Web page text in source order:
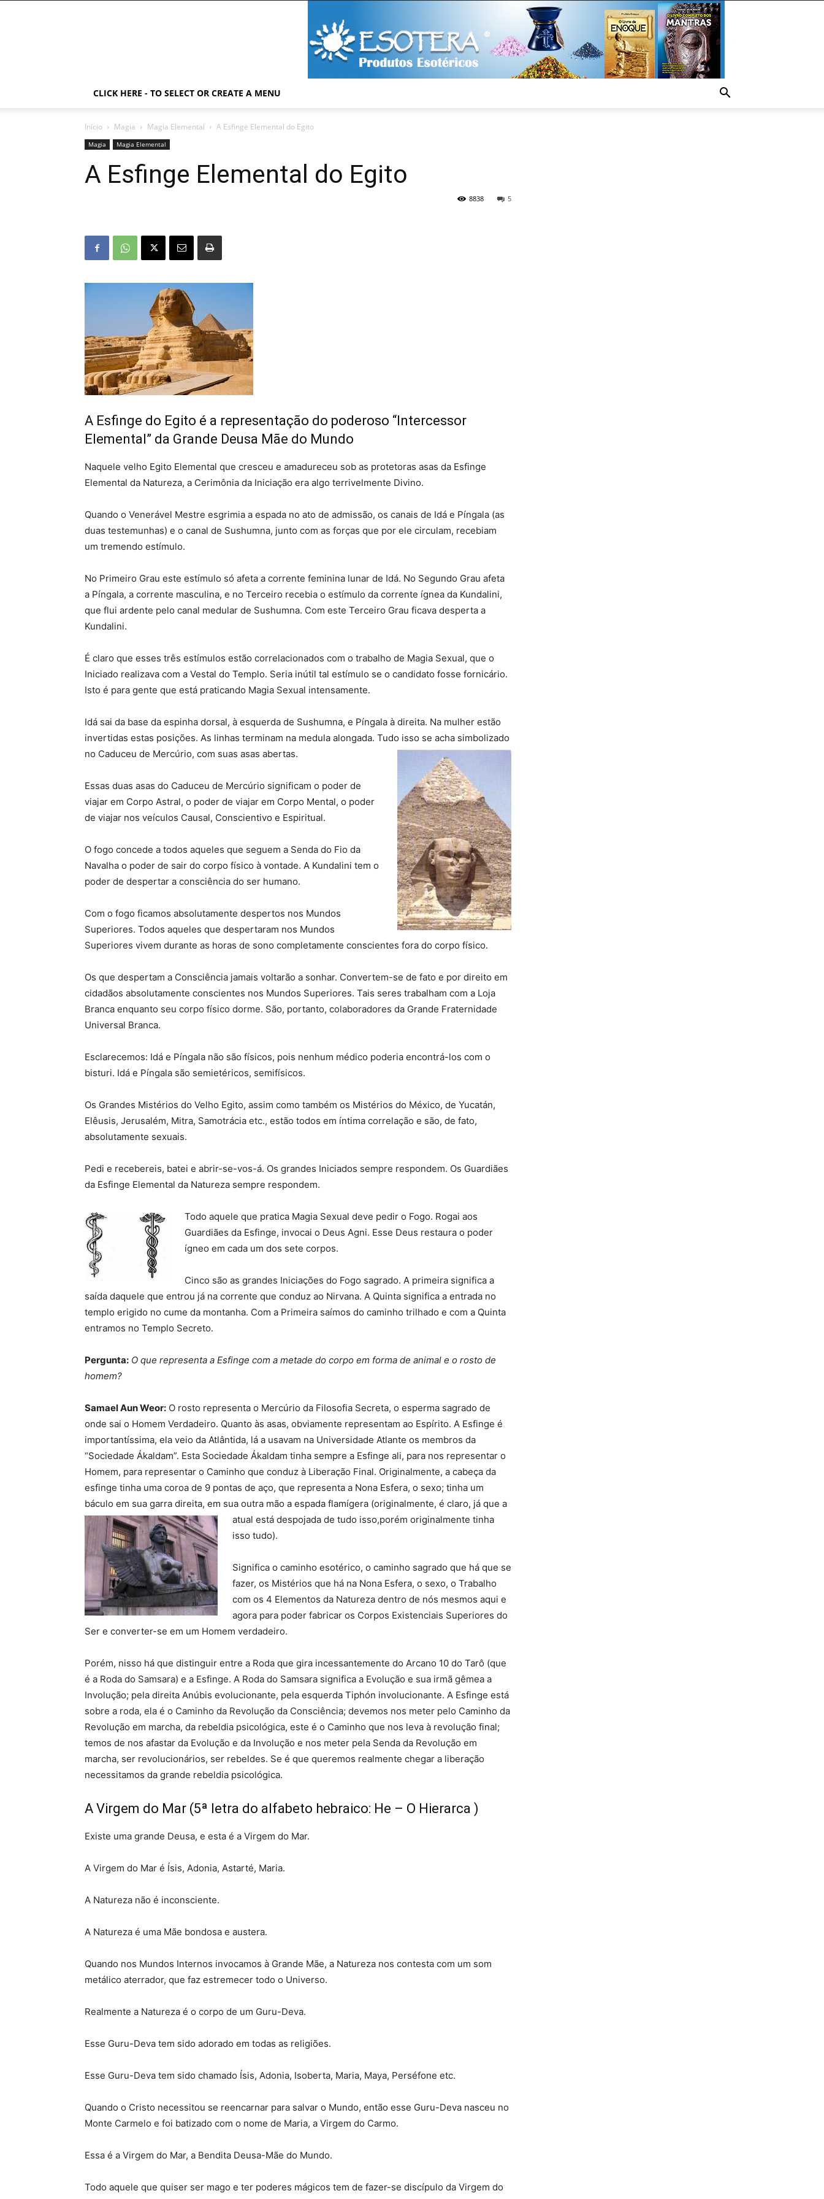
CLICK HERE - TO SELECT OR CREATE A MENU
Início Magia Magia Elemental A Esfinge Elemental do Egito
Magia Magia Elemental
A Esfinge Elemental do Egito
5
8838
A Esfinge do Egito é a representação do poderoso “Intercessor
Elemental” da Grande Deusa Mãe do Mundo
Naquele velho Egito Elemental que cresceu e amadureceu sob as protetoras asas da Esfinge
Elemental da Natureza, a Cerimônia da Iniciação era algo terrivelmente Divino.
Quando o Venerável Mestre esgrimia a espada no ato de admissão, os canais de Idá e Píngala (as
duas testemunhas) e o canal de Sushumna, junto com as forças que por ele circulam, recebiam
um tremendo estímulo.
No Primeiro Grau este estímulo só afeta a corrente feminina lunar de Idá. No Segundo Grau afeta
a Píngala, a corrente masculina, e no Terceiro recebia o estímulo da corrente ígnea da Kundalini,
que flui ardente pelo canal medular de Sushumna. Com este Terceiro Grau ficava desperta a
Kundalini.
É claro que esses três estímulos estão correlacionados com o trabalho de Magia Sexual, que o
Iniciado realizava com a Vestal do Templo. Seria inútil tal estímulo se o candidato fosse fornicário.
Isto é para gente que está praticando Magia Sexual intensamente.
Idá sai da base da espinha dorsal, à esquerda de Sushumna, e Píngala à direita. Na mulher estão
invertidas estas posições. As linhas terminam na medula alongada. Tudo isso se acha simbolizado
no Caduceu de Mercúrio, com suas asas abertas.
Essas duas asas do Caduceu de Mercúrio significam o poder de
viajar em Corpo Astral, o poder de viajar em Corpo Mental, o poder
de viajar nos veículos Causal, Conscientivo e Espiritual.
O fogo concede a todos aqueles que seguem a Senda do Fio da
Navalha o poder de sair do corpo físico à vontade. A Kundalini tem o
poder de despertar a consciência do ser humano.
Com o fogo ficamos absolutamente despertos nos Mundos
Superiores. Todos aqueles que despertaram nos Mundos
Superiores vivem durante as horas de sono completamente conscientes fora do corpo físico.
Os que despertam a Consciência jamais voltarão a sonhar. Convertem-se de fato e por direito em
cidadãos absolutamente conscientes nos Mundos Superiores. Tais seres trabalham com a Loja
Branca enquanto seu corpo físico dorme. São, portanto, colaboradores da Grande Fraternidade
Universal Branca.
Esclarecemos: Idá e Píngala não são físicos, pois nenhum médico poderia encontrá-los com o
bisturi. Idá e Píngala são semietéricos, semifísicos.
Os Grandes Mistérios do Velho Egito, assim como também os Mistérios do México, de Yucatán,
Elêusis, Jerusalém, Mitra, Samotrácia etc., estão todos em íntima correlação e são, de fato,
absolutamente sexuais.
Pedi e recebereis, batei e abrir-se-vos-á. Os grandes Iniciados sempre respondem. Os Guardiães
da Esfinge Elemental da Natureza sempre respondem.
Todo aquele que pratica Magia Sexual deve pedir o Fogo. Rogai aos
Guardiães da Esfinge, invocai o Deus Agni. Esse Deus restaura o poder
ígneo em cada um dos sete corpos.
Cinco são as grandes Iniciações do Fogo sagrado. A primeira significa a
saída daquele que entrou já na corrente que conduz ao Nirvana. A Quinta significa a entrada no
templo erigido no cume da montanha. Com a Primeira saímos do caminho trilhado e com a Quinta
entramos no Templo Secreto.
Pergunta: O que representa a Esfinge com a metade do corpo em forma de animal e o rosto de
homem?
Samael Aun Weor: O rosto representa o Mercúrio da Filosofia Secreta, o esperma sagrado de
onde sai o Homem Verdadeiro. Quanto às asas, obviamente representam ao Espírito. A Esfinge é
importantíssima, ela veio da Atlântida, lá a usavam na Universidade Atlante os membros da
“Sociedade Ákaldam”. Esta Sociedade Ákaldam tinha sempre a Esfinge ali, para nos representar o
Homem, para representar o Caminho que conduz à Liberação Final. Originalmente, a cabeça da
esfinge tinha uma coroa de 9 pontas de aço, que representa a Nona Esfera, o sexo; tinha um
báculo em sua garra direita, em sua outra mão a espada flamígera (originalmente, é claro, já que a
atual está despojada de tudo isso,porém originalmente tinha
isso tudo).
Significa o caminho esotérico, o caminho sagrado que há que se
fazer, os Mistérios que há na Nona Esfera, o sexo, o Trabalho
com os 4 Elementos da Natureza dentro de nós mesmos aqui e
agora para poder fabricar os Corpos Existenciais Superiores do
Ser e converter-se em um Homem verdadeiro.
Porém, nisso há que distinguir entre a Roda que gira incessantemente do Arcano 10 do Tarô (que
é a Roda do Samsara) e a Esfinge. A Roda do Samsara significa a Evolução e sua irmã gêmea a
Involução; pela direita Anúbis evolucionante, pela esquerda Tiphón involucionante. A Esfinge está
sobre a roda, ela é o Caminho da Revolução da Consciência; devemos nos meter pelo Caminho da
Revolução em marcha, da rebeldia psicológica, este é o Caminho que nos leva à revolução final;
temos de nos afastar da Evolução e da Involução e nos meter pela Senda da Revolução em
marcha, ser revolucionários, ser rebeldes. Se é que queremos realmente chegar a liberação
necessitamos da grande rebeldia psicológica.
A Virgem do Mar (5ª letra do alfabeto hebraico: He – O Hierarca )
Existe uma grande Deusa, e esta é a Virgem do Mar.
A Virgem do Mar é Ísis, Adonia, Astarté, Maria.
A Natureza não é inconsciente.
A Natureza é uma Mãe bondosa e austera.
Quando nos Mundos Internos invocamos à Grande Mãe, a Natureza nos contesta com um som
metálico aterrador, que faz estremecer todo o Universo.
Realmente a Natureza é o corpo de um Guru-Deva.
Esse Guru-Deva tem sido adorado em todas as religiões.
Esse Guru-Deva tem sido chamado Ísis, Adonia, Isoberta, Maria, Maya, Perséfone etc.
Quando o Cristo necessitou se reencarnar para salvar o Mundo, então esse Guru-Deva nasceu no
Monte Carmelo e foi batizado com o nome de Maria, a Virgem do Carmo.
Essa é a Virgem do Mar, a Bendita Deusa-Mãe do Mundo.
Todo aquele que quiser ser mago e ter poderes mágicos tem de fazer-se discípulo da Virgem do